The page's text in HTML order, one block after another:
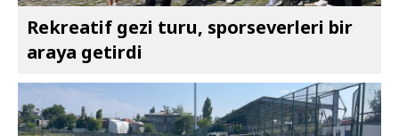
Rekreatif gezi turu, sporseverleri bir
araya getirdi